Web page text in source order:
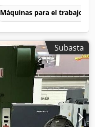
Máquinas para el trabajo
Subasta